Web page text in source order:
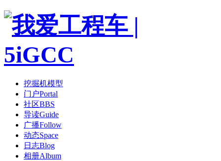
挖掘机模型
门户Portal
社区BBS
导读Guide
广播Follow
动态Space
日志Blog
相册Album